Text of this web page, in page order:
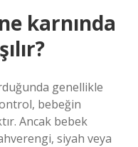
karnında
genellikle
bebeğin
Ancak bebek
siyah veya